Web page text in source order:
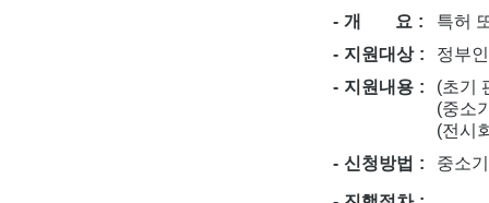
개 요
특허
지원대상
정부
지원내용
(초기
(중소
(전시
신청방법
중소